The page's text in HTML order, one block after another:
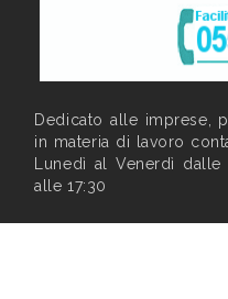
Dedicato alle imprese,
in materia di lavoro
Lunedì al Venerdì
alle 17:30